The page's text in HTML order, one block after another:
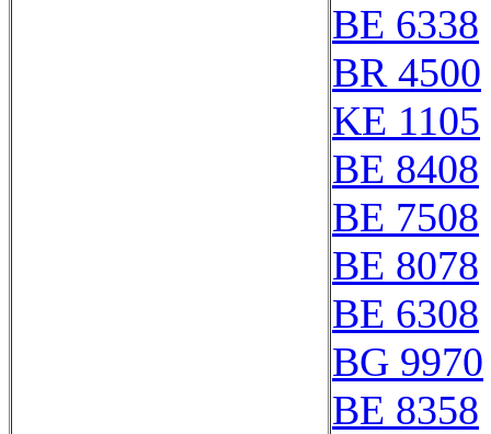
BE 6338
BR 4500
KE 1105
BE 8408
BE 7508
BE 8078
BE 6308
BG 9970
BE 8358